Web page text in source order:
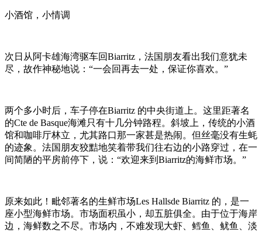
小酒馆，小情调
次日从阿卡雄海湾驱车回Biarritz，法国朋友看出我们意犹未
尽，故作神秘地说：“一会回再去一处，保证你喜欢。”
两个多小时后，车子停在Biarritz 的中央街道上。这里距著名
的Cte de Basque海滩只有十几分钟路程。斜坡上，传统的小酒
馆和咖啡厅林立，尤其路口那一家甚是热闹。但丝毫没有生蚝
的迹象。法国朋友狡黠地笑着带我们往右边的小路穿过，在一
间简陋的平房前停下，说：“欢迎来到Biarritz的海鲜市场。”
原来如此！毗邻著名的生鲜市场Les Hallsde Biarritz 的，是一
座小型海鲜市场。市场面积虽小，却五脏俱全。由于位于海岸
边，海鲜数之不尽。市场内，不难发现大虾、鳕鱼、鱿鱼、淡